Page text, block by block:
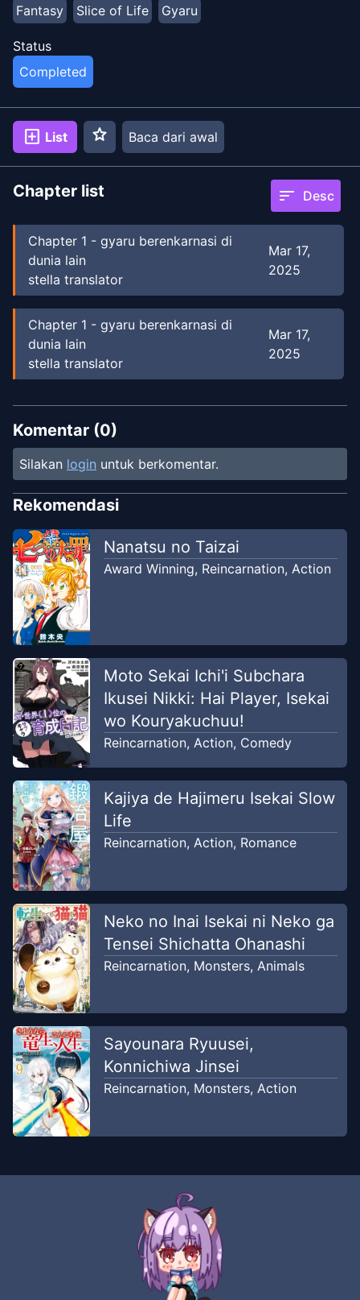
Fantasy
Slice of Life Gyaru
Status
Completed
add_box List star Baca dari awal
Chapter list sort Desc
Chapter 1 -gyaru berenkarnasi di
dunia lain
stella translator
Mar 17,
2025
Chapter 1 -gyaru berenkarnasi di
dunia lain
stella translator
Mar 17,
2025
Komentar (0)
Silakan login untuk berkomentar.
Rekomendasi
Nanatsu no Taizai
Award Winning, Reincarnation, Action
Moto Sekai Ichi'i Subchara
Ikusei Nikki: Hai Player, Isekai
wo Kouryakuchuu!
Reincarnation, Action, Comedy
Kajiya de Hajimeru Isekai Slow
Life
Reincarnation, Action, Romance
Neko no Inai Isekai ni Neko ga
Tensei Shichatta Ohanashi
Reincarnation, Monsters, Animals
Sayounara Ryuusei,
Konnichiwa Jinsei
Reincarnation, Monsters, Action